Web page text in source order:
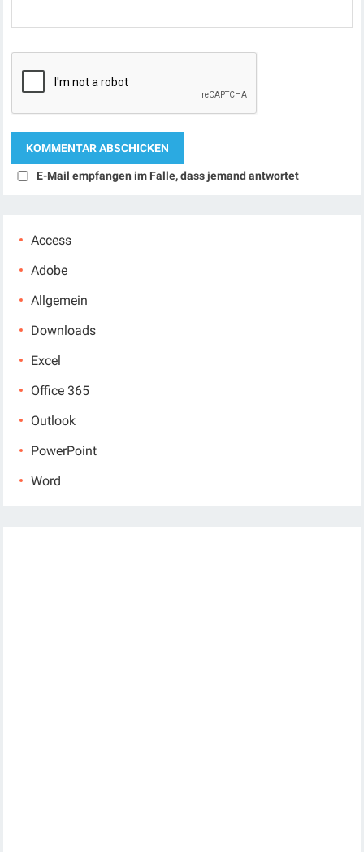
E-Mail empfangen im Falle, dass jemand antwortet
Access
Adobe
Allgemein
Downloads
Excel
Office 365
Outlook
PowerPoint
Word